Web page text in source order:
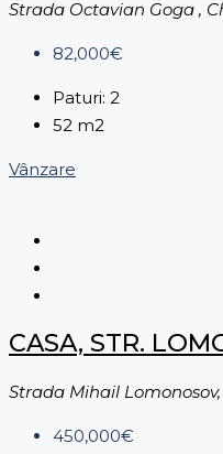
Strada Octavian Goga ,
82,000€
Paturi: 2
52 m2
Vânzare
CASA, STR.
Strada Mihail
450,000€